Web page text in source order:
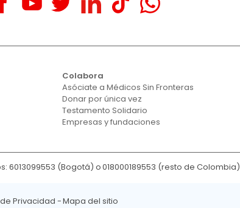
Colabora
Asóciate a Médicos Sin Fronteras
Donar por única vez
Testamento Solidario
Empresas y fundaciones
6013099553 (Bogotá) o018000189553 (resto de Colombia)
Privacidad Mapa del sitio